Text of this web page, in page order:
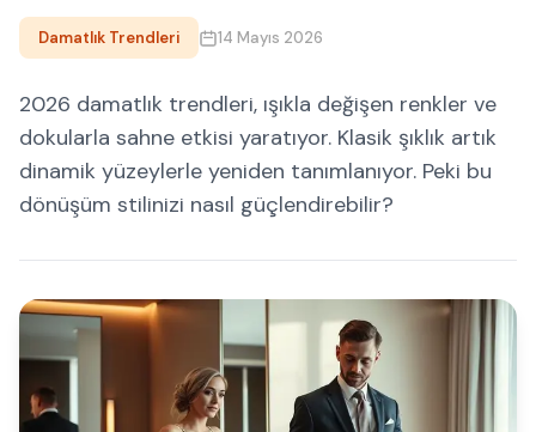
Damatlık Trendleri 14 Mayıs 2026
2026 damatlık trendleri, ışıkla değişen renkler ve
dokularla sahne etkisi yaratıyor. Klasik şıklık artık
dinamik yüzeylerle yeniden tanımlanıyor. Peki bu
dönüşüm stilinizi nasıl güçlendirebilir?